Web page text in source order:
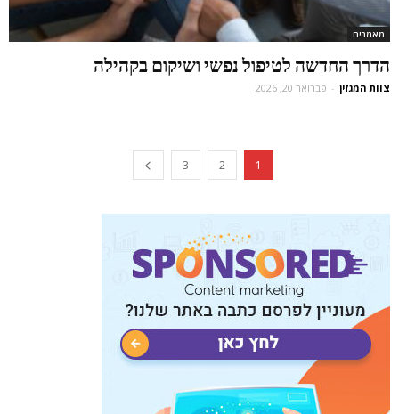
מאמרים
הדרך החדשה לטיפול נפשי ושיקום בקהילה
צוות המגזין - פברואר 20, 2026
1
2
3